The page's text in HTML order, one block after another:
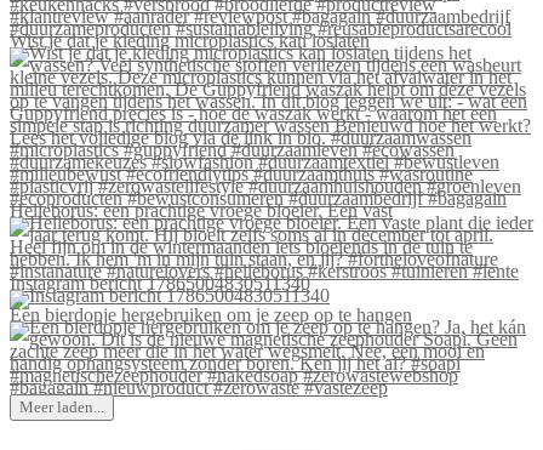
Wist je dat je kleding microplastics kan loslaten
Helleborus: een prachtige vroege bloeier. Een vast
Instagram bericht 17865004830511340
Een bierdopje hergebruiken om je zeep op te hangen
Meer laden...